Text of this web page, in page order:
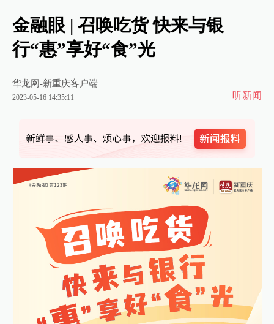
金融眼 | 召唤吃货 快来与银
行“惠”享好“食”光
华龙网-新重庆客户端
2023-05-16 14:35:11 听新闻